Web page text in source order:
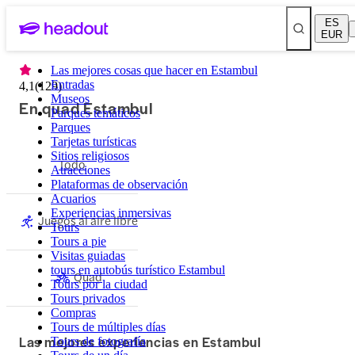
ES
EUR
Las mejores cosas que hacer en Estambul
Entradas
Museos
Parques temáticos
Parques
Tarjetas turísticas
Sitios religiosos
Atracciones
Plataformas de observación
Acuarios
Experiencias inmersivas
Tours
Tours a pie
Visitas guiadas
tours en autobús turístico Estambul
Tours por la ciudad
Tours privados
Compras
Tours de múltiples días
Tours de fotografía
4,1(129)
En quad Estambul
Todo
Juegos al aire libre
Quad
Las mejores experiencias en Estambul